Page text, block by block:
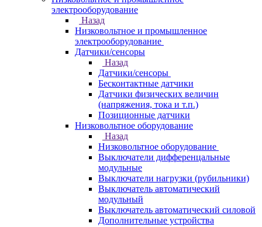
электрооборудование
Назад
Низковольтное и промышленное
электрооборудование
Датчики/сенсоры
Назад
Датчики/сенсоры
Бесконтактные датчики
Датчики физических величин
(напряжения, тока и т.п.)
Позиционные датчики
Низковольтное оборудование
Назад
Низковольтное оборудование
Выключатели дифференцальные
модульные
Выключатели нагрузки (рубильники)
Выключатель автоматический
модульный
Выключатель автоматический силовой
Дополнительные устройства